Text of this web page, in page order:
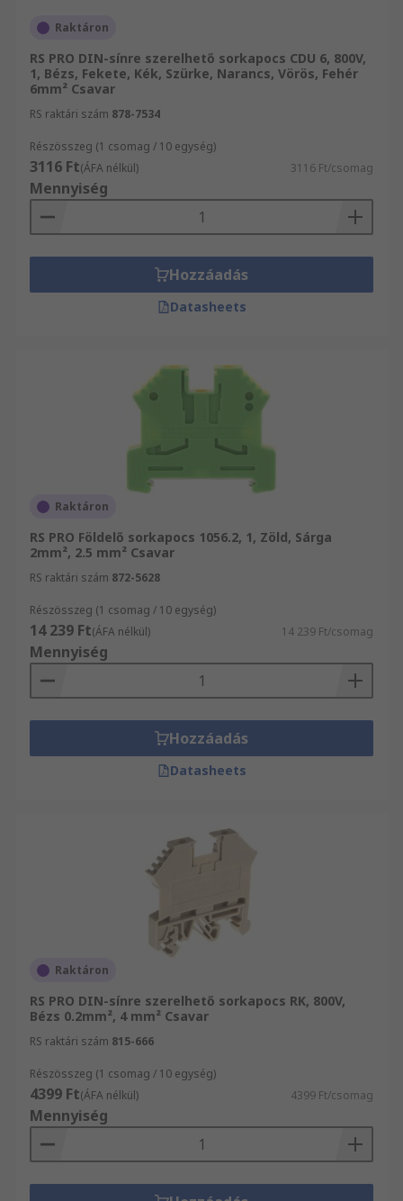
Raktáron
RS PRO DIN-sínre szerelhető sorkapocs CDU 6, 800V,
1, Bézs, Fekete, Kék, Szürke, Narancs, Vörös, Fehér
6mm² Csavar
RS raktári szám 878-7534
Részösszeg (1 csomag / 10 egység)
3116 Ft(ÁFA nélkül) 3116 Ft/csomag
Mennyiség
Hozzáadás
Datasheets
Raktáron
RS PRO Földelő sorkapocs 1056.2, 1, Zöld, Sárga
2mm², 2.5 mm² Csavar
RS raktári szám 872-5628
Részösszeg (1 csomag / 10 egység)
14 239 Ft(ÁFA nélkül) 14 239 Ft/csomag
Mennyiség
Hozzáadás
Datasheets
Raktáron
RS PRO DIN-sínre szerelhető sorkapocs RK, 800V,
Bézs 0.2mm², 4 mm² Csavar
RS raktári szám 815-666
Részösszeg (1 csomag / 10 egység)
4399 Ft(ÁFA nélkül) 4399 Ft/csomag
Mennyiség